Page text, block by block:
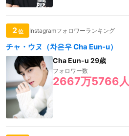
2位 Instagramフォロワーランキング
チャ・ウヌ（차은우 Cha Eun-u）
Cha Eun-u 29歳
フォロワー数
2667万5766人